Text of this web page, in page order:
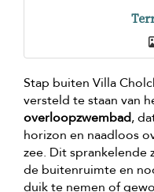
Stap buiten Villa
versteld te staan van
overloopzwembad,
horizon en naadloos
zee. Dit sprankelende
de buitenruimte en
duik te nemen of